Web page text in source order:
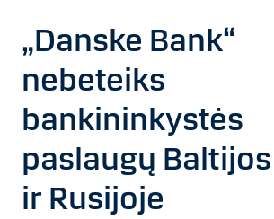
„Danske Bank“
nebeteiks
bankininkystės
paslaugų
ir Rusijoje